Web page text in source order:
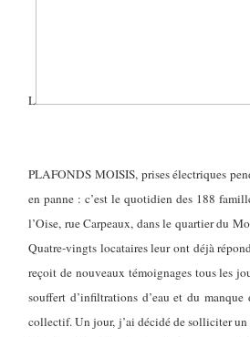
L
PLAFONDS MOISIS, prises électriques
en panne : c’est le quotidien des 188
l’Oise, rue Carpeaux, dans le quartier du
Quatre-vingts locataires leur ont déjà
reçoit de nouveaux témoignages tous les
souffert d’infiltrations d’eau et du
collectif. Un jour, j’ai décidé de solliciter un